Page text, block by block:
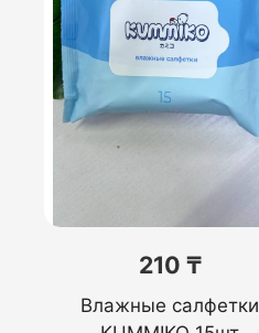
210 ₸
Влажные салфетки